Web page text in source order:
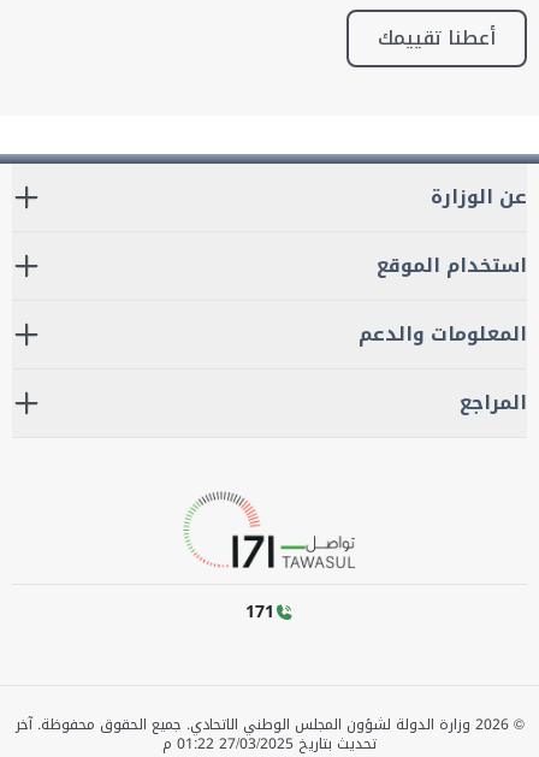
أعطنا تقييمك
عن الوزارة
استخدام الموقع
المعلومات والدعم
المراجع
171
©
2026 وزارة الدولة لشؤون المجلس الوطني الاتحادي. جميع الحقوق محفوظة.آخر
تحديث بتاريخ 27/03/2025 01:22 م